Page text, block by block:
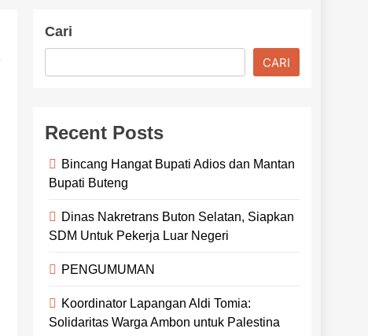
Cari
CARI
Recent Posts
Bincang Hangat Bupati Adios dan Mantan
Bupati Buteng
Dinas Nakretrans Buton Selatan, Siapkan
SDM Untuk Pekerja Luar Negeri
PENGUMUMAN
Koordinator Lapangan Aldi Tomia:
Solidaritas Warga Ambon untuk Palestina